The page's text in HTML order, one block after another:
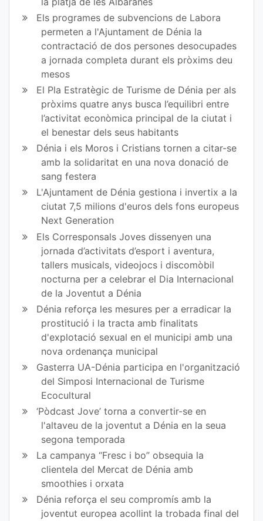
Els programes de subvencions de Labora
permeten a l'Ajuntament de Dénia la
contractació de dos persones desocupades
a jornada completa durant els pròxims deu
mesos
El Pla Estratègic de Turisme de Dénia per als
pròxims quatre anys busca l’equilibri entre
l’activitat econòmica principal de la ciutat i
el benestar dels seus habitants
Dénia i els Moros i Cristians tornen a citar-se
amb la solidaritat en una nova donació de
sang festera
L'Ajuntament de Dénia gestiona i invertix a la
ciutat 7,5 milions d'euros dels fons europeus
Next Generation
Els Corresponsals Joves dissenyen una
jornada d’activitats d’esport i aventura,
tallers musicals, videojocs i discomòbil
nocturna per a celebrar el Dia Internacional
de la Joventut a Dénia
Dénia reforça les mesures per a erradicar la
prostitució i la tracta amb finalitats
d'explotació sexual en el municipi amb una
nova ordenança municipal
Gasterra UA-Dénia participa en l'organització
del Simposi Internacional de Turisme
Ecocultural
‘Pòdcast Jove’ torna a convertir-se en
l'altaveu de la joventut a Dénia en la seua
segona temporada
La campanya “Fresc i bo” obsequia la
clientela del Mercat de Dénia amb
smoothies i orxata
Dénia reforça el seu compromís amb la
joventut europea acollint la trobada final del